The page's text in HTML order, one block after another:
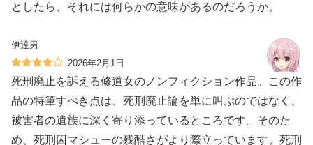
としたら、それには何らかの意味があるのだろうか。
伊達男
2026年2月1日
死刑廃止を訴える修道女のノンフィクション作品。この作
品の特筆すべき点は、死刑廃止論を単に叫ぶのではなく、
被害者の遺族に深く寄り添っているところです。そのた
め、死刑囚マシューの残酷さがより際立っています。死刑